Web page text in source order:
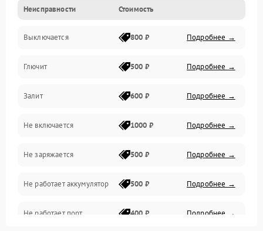
Электронные ошибки
Механические проблемы
Матрица и оптика
Питание и питание цепей
Проблемы с картами памяти
Объективы
Программные сбои
Коммуникации и интерфейсы
Неисправности Стоимость
Выключается 800 ₽ Подробнее →
Глючит 500 ₽ Подробнее →
Залит 600 ₽ Подробнее →
Не включается 1000 ₽ Подробнее →
Не заряжается 500 ₽ Подробнее →
Не работает аккумулятор 500 ₽ Подробнее →
Не работает порт 400 ₽ Подробнее →